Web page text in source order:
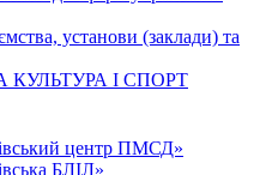
установи (заклади) та
КУЛЬТУРА І СПОРТ
центр ПМСД»
БЛІЛ»